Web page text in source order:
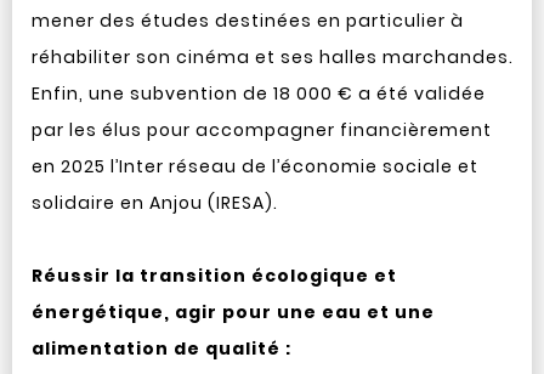
mener des études destinées en particulier à
réhabiliter son cinéma et ses halles marchandes.
Enfin, une subvention de 18 000 € a été validée
par les élus pour accompagner financièrement
en 2025 l’Inter réseau de l’économie sociale et
solidaire en Anjou (IRESA).
Réussir la transition écologique et
énergétique, agir pour une eau et une
alimentation de qualité :